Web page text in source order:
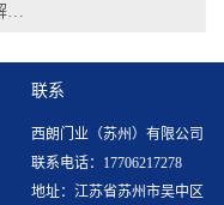
综合保税区卸货平台：破解跨境物流“堵点”的创新实践
联系
西朗门业（苏州）有限公司
联系电话：17706217278
地址：江苏省苏州市吴中区